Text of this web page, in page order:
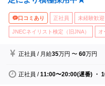
口コミあり 正社員 未経験歓迎
JNECネイリスト検定（旧JNA） オ
正社員 / 月給35万円 〜60万円
正社員 /11:00〜20:00(遅番) ・